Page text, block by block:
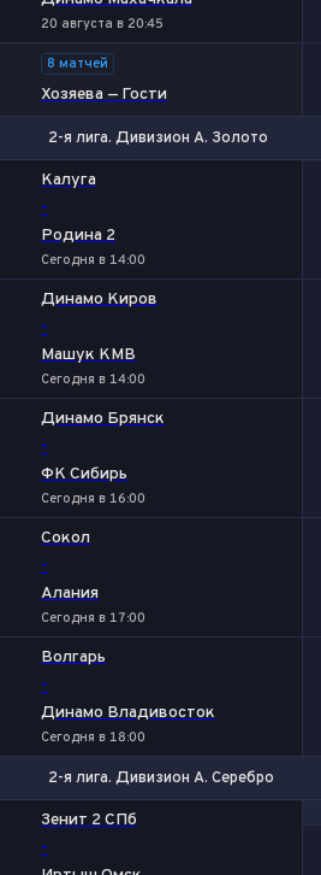
20 августа в 20:45
8 матчей
Хозяева — Гости
2-я лига. Дивизион А. Золото
Калуга
-
Родина 2
Сегодня в 14:00
Динамо Киров
-
Машук КМВ
Сегодня в 14:00
Динамо Брянск
-
ФК Сибирь
Сегодня в 16:00
Сокол
-
Алания
Сегодня в 17:00
Волгарь
-
Динамо Владивосток
Сегодня в 18:00
2-я лига. Дивизион А. Серебро
Зенит 2 СПб
-